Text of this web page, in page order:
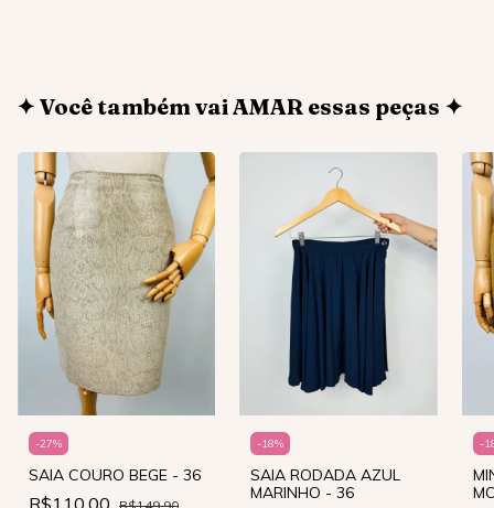
✦ Você também vai AMAR essas peças ✦
-27%
SAIA COURO BEGE - 36
-18%
SAIA RODADA AZUL
MARINHO - 36
-